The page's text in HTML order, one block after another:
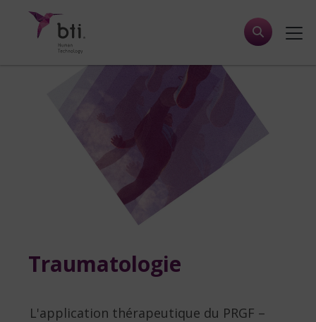
Traumatologie
L'application thérapeutique du PRGF –